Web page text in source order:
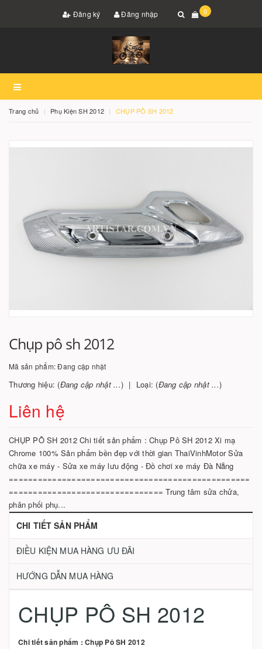
Đăng ký Đăng nhập 0
Trang chủ Phụ Kiện SH 2012 CHỤP PÔ SH 2012
Chụp pô sh 2012
Mã sản phẩm:Đang cập nhật
Thương hiệu: (Đang cập nhật ...) Loại: (Đang cập nhật ...)
Liên hệ
CHỤP PÔ SH 2012 Chi tiết sản phẩm : Chụp Pô SH 2012 Xi mạ
Chrome 100% Sản phẩm bền đẹp với thời gian ThaiVinhMotor Sửa
chữa xe máy - Sửa xe máy lưu động - Đồ chơi xe máy Đà Nẵng
==================================================
================================ Trung tâm sửa chửa,
phân phối phụ...
CHI TIẾT SẢN PHẨM
ĐIỀU KIỆN MUA HÀNG ƯU ĐÃI
HƯỚNG DẪN MUA HÀNG
CHỤP PÔ SH 2012
Chi tiết sản phẩm : Chụp Pô SH 2012